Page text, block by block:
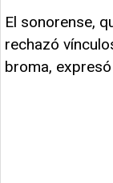
El sonorense,
rechazó
broma,